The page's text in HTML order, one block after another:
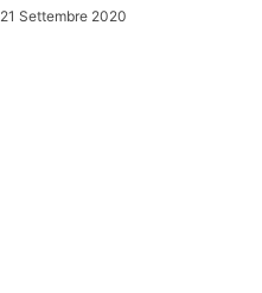
21 Settembre 2020